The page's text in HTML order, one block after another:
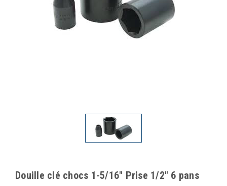
Douille clé chocs 1-5/16" Prise 1/2" 6 pans